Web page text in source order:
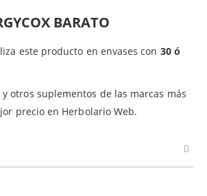
BARATO
este producto en envases con 30 ó
y otros suplementos de las marcas más
precio en Herbolario Web.